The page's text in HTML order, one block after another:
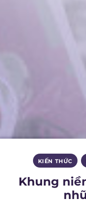
KIẾN THỨC ,
Khung